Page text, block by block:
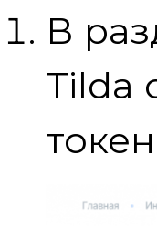
В
Tilda